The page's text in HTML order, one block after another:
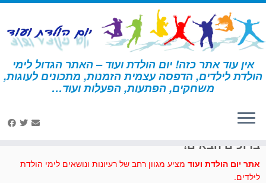
דלג
לתוכן
אין עוד אתר כזה! יום הולדת ועוד – האתר הגדול לימי
הולדת לילדים, הדפסה עצמית הזמנות, מתכונים לעוגות,
משחקים, הפתעות, הפעלות ועוד… דף הבית » דורה » מסכות – דורה
ברוכים הבאים!
אתר יום הולדת ועוד מציע מגוון רחב של רעיונות ונושאים לימי הולדת
לילדים.